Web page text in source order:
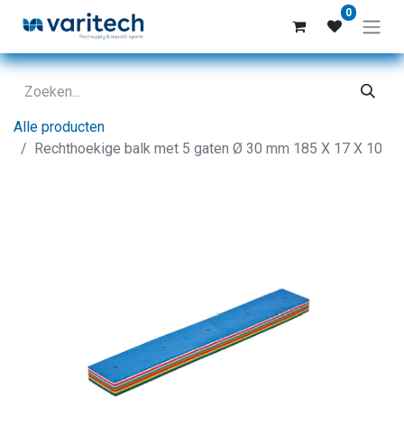
0
Alle producten
Rechthoekige balk met 5 gaten Ø 30 mm 185 X 17 X 10